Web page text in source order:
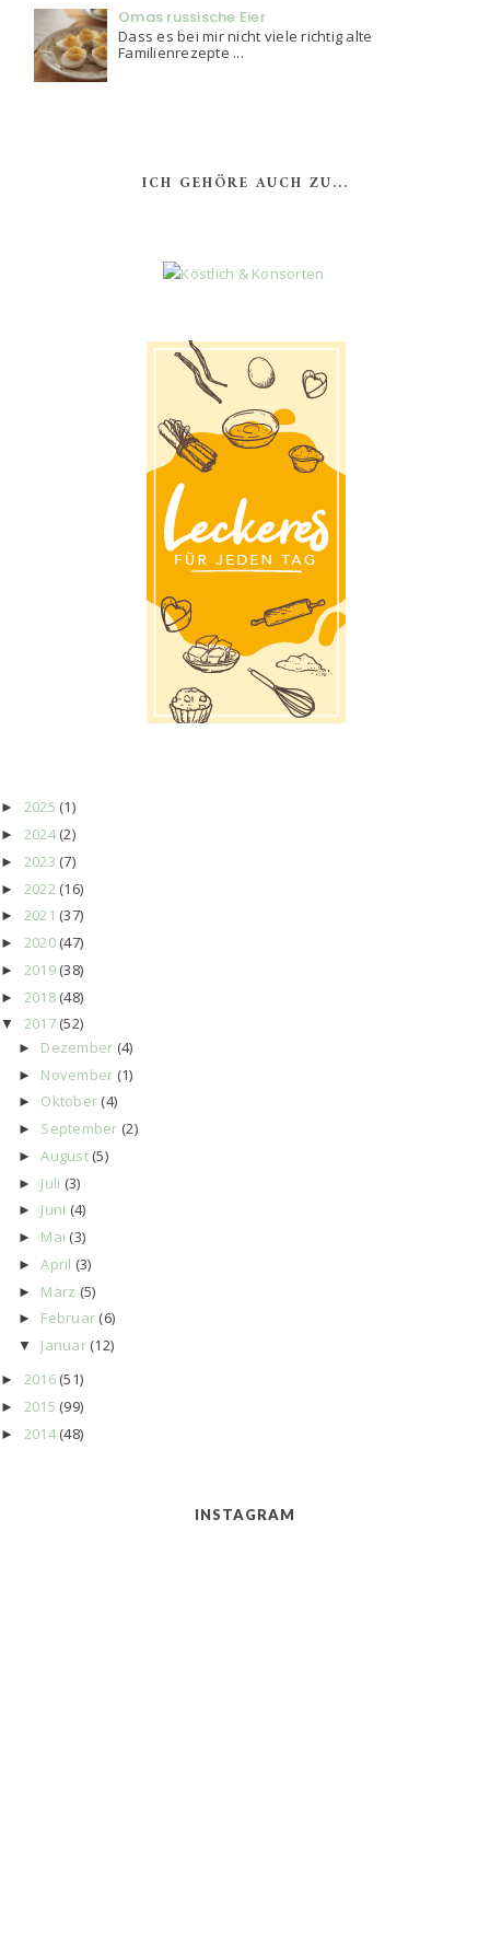
Omas russische Eier
Dass es bei mir nicht viele richtig alte
Familienrezepte ...
ICH GEHÖRE AUCH ZU...
► 2025 (1)
► 2024 (2)
► 2023 (7)
► 2022 (16)
► 2021 (37)
► 2020 (47)
► 2019 (38)
► 2018 (48)
▼ 2017 (52)
► Dezember (4)
► November (1)
► Oktober (4)
► September (2)
►August (5)
► Juli (3)
► Juni (4)
► Mai (3)
►April (3)
► März (5)
► Februar (6)
▼ Januar (12)
► 2016 (51)
► 2015 (99)
► 2014 (48)
INSTAGRAM